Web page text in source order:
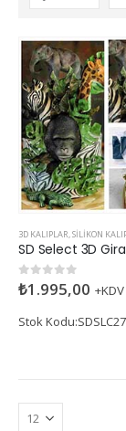
3D KALIPLAR,SILIKON
SD Select 3D
05 üzerinden
₺1.995,00 +KDV
Stok